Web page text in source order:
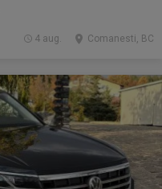
Comanesti, BC
4 aug.